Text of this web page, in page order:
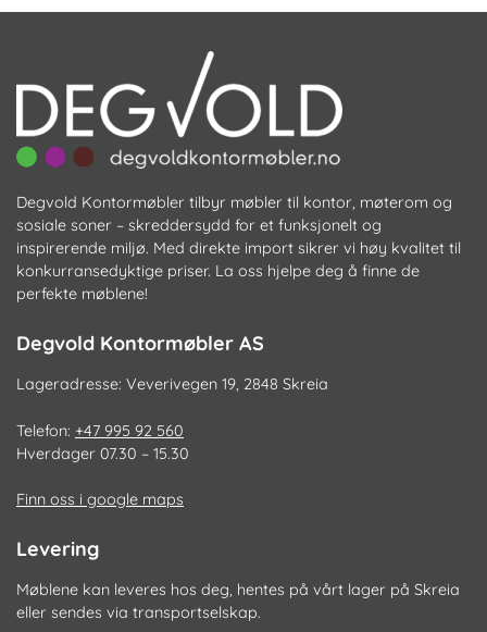
Degvold Kontormøbler tilbyr møbler til kontor, møterom og
sosiale soner – skreddersydd for et funksjonelt og
inspirerende miljø. Med direkte import sikrer vi høy kvalitet til
konkurransedyktige priser. La oss hjelpe deg å finne de
perfekte møblene!
Degvold Kontormøbler AS
Lageradresse: Veverivegen 19, 2848 Skreia
Telefon: +47 995 92 560
Hverdager 07.30 – 15.30
Finn oss i google maps
Levering
Møblene kan leveres hos deg, hentes på vårt lager på Skreia
eller sendes via transportselskap.